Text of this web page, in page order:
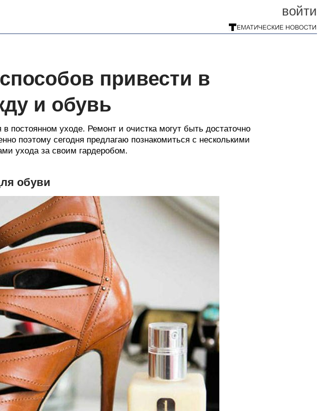
войти
привести в
и обувь
постоянном уходе. Ремонт и очистка могут быть достаточно
поэтому сегодня предлагаю познакомиться с несколькими
ухода за своим гардеробом.
обуви